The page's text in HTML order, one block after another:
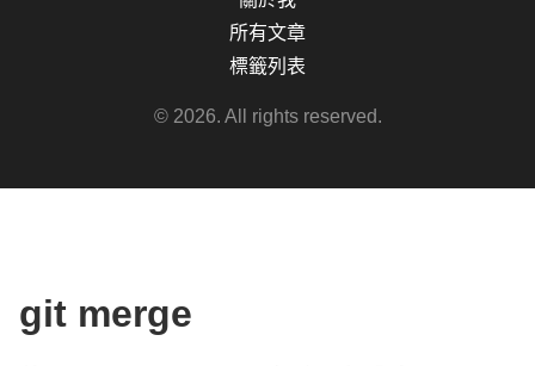
所有文章
標籤列表
© 2026. All rights reserved.
git merge